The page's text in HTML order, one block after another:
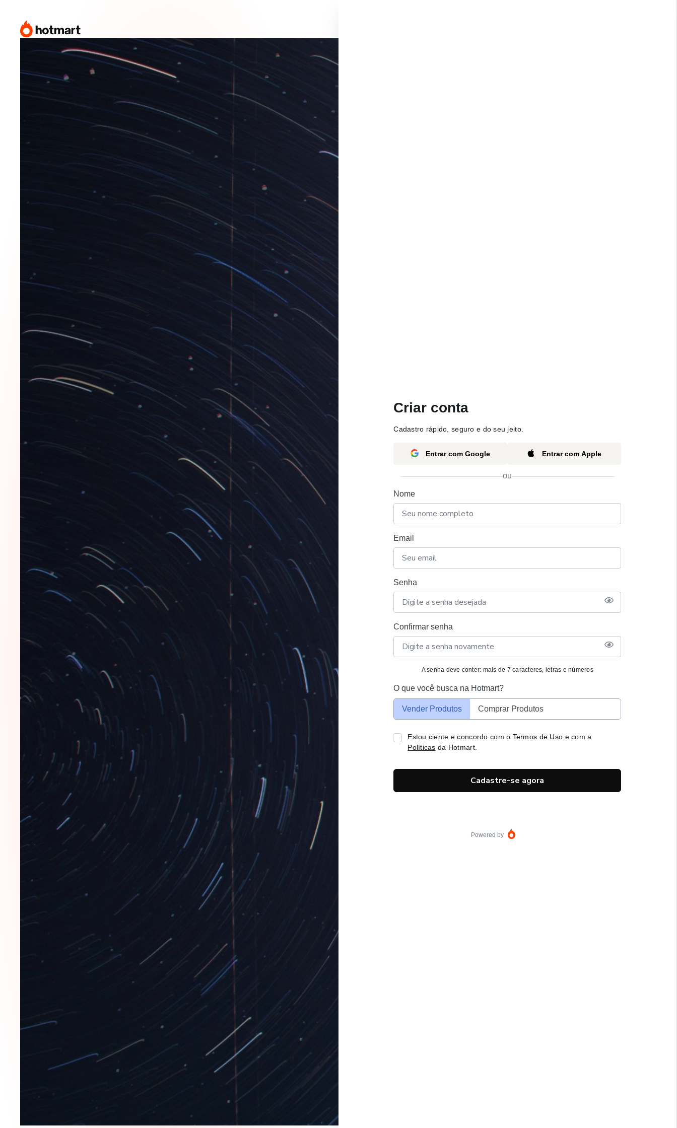
Criar conta
Cadastro rápido, seguro e do seu jeito.
Entrar com Google Entrar com Apple
ou
Nome
Email
Senha
Confirmar senha
A senha deve conter: mais de 7 caracteres, letras e números
O que você busca na Hotmart?
Vender Produtos Comprar Produtos
Estou ciente e concordo com o Termos de Uso e com a
Políticas da Hotmart.
Cadastre-se agora
Powered by